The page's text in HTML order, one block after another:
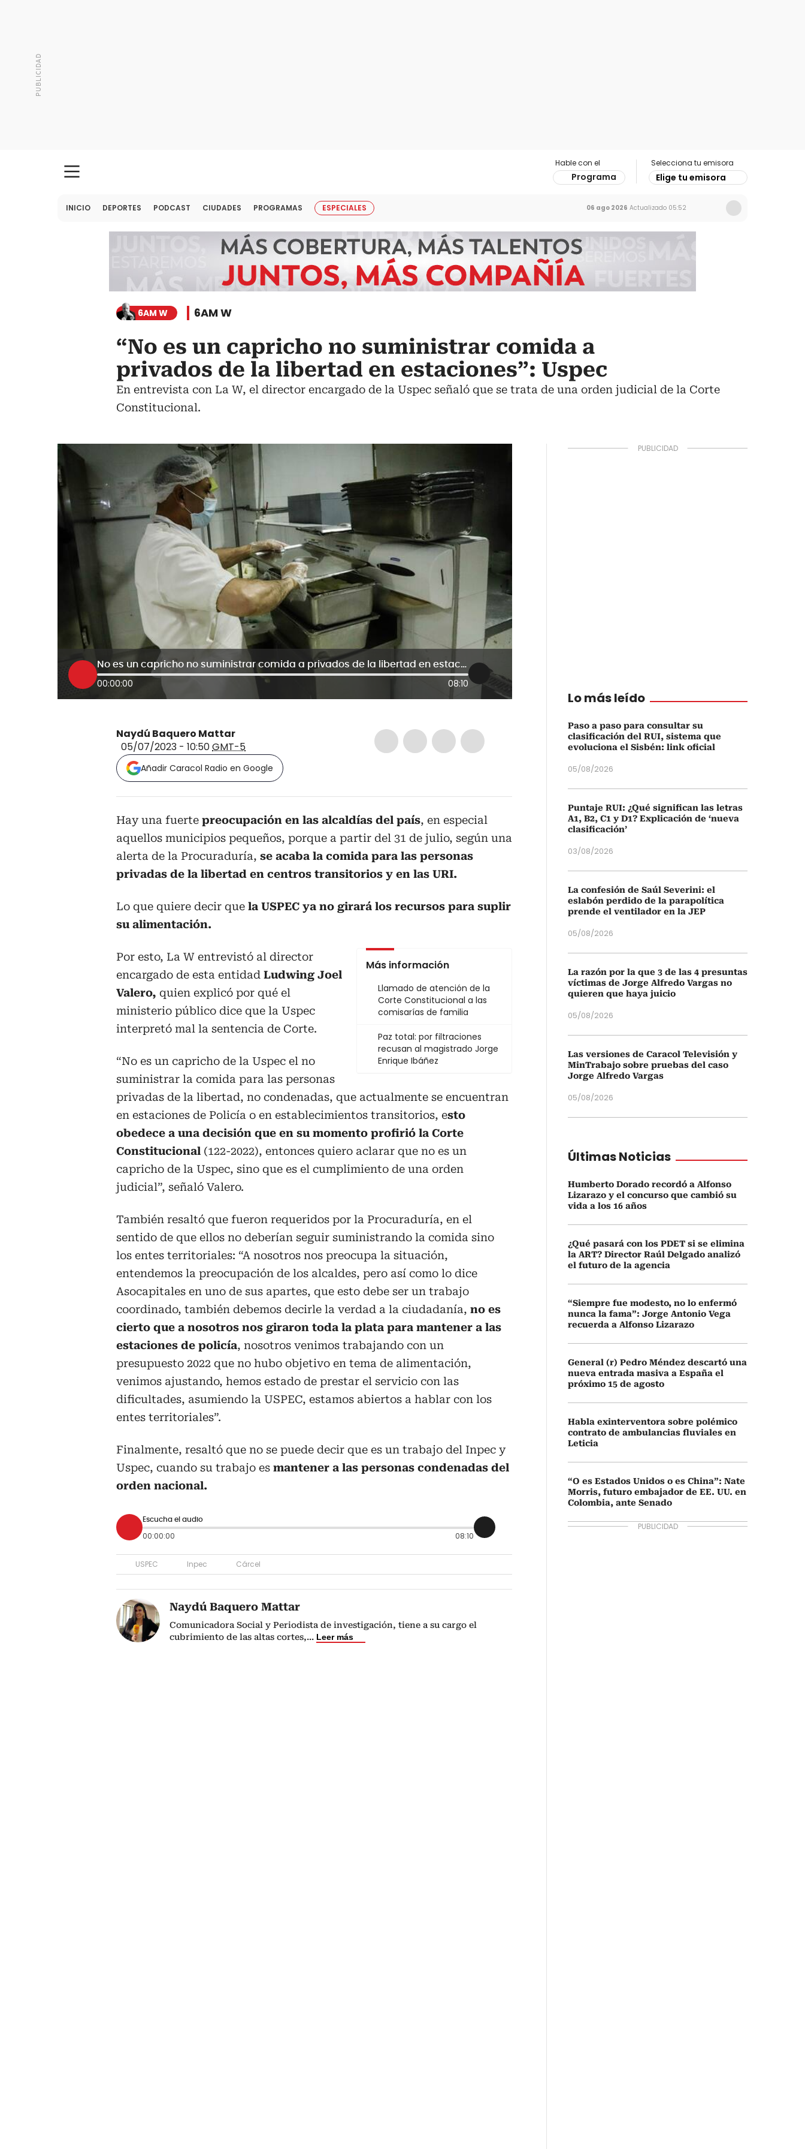
Hable con el
Programa
Selecciona tu emisora
Elige tu emisora
INICIO DEPORTES PODCAST CIUDADES PROGRAMAS ESPECIALES 06 ago 2026 Actualizado 05:52
6AM W 6AM W
“No es un capricho no suministrar comida a
privados de la libertad en estaciones”: Uspec
En entrevista con La W, el director encargado de la Uspec señaló que se trata de una orden judicial de la Corte
Constitucional.
No es un capricho no suministrar comida a privados de la libertad en estaciones: Uspec
00:00:00 08:10
Naydú Baquero Mattar
05/07/2023 - 10:50GMT-5
Añadir Caracol Radio en Google
Hay una fuerte preocupación en las alcaldías del país, en especial
aquellos municipios pequeños, porque a partir del 31 de julio, según una
alerta de la Procuraduría, se acaba la comida para las personas
privadas de la libertad en centros transitorios y en las URI.
Lo que quiere decir que la USPEC ya no girará los recursos para suplir
su alimentación.
Más información
Llamado de atención de la
Corte Constitucional a las
comisarías de familia
Paz total: por filtraciones
recusan al magistrado Jorge
Enrique Ibáñez
Por esto, La W entrevistó al director
encargado de esta entidad Ludwing Joel
Valero, quien explicó por qué el
ministerio público dice que la Uspec
interpretó mal la sentencia de Corte.
“No es un capricho de la Uspec el no
suministrar la comida para las personas
privadas de la libertad, no condenadas, que actualmente se encuentran
en estaciones de Policía o en establecimientos transitorios, esto
obedece a una decisión que en su momento profirió la Corte
Constitucional (122-2022), entonces quiero aclarar que no es un
capricho de la Uspec, sino que es el cumplimiento de una orden
judicial”, señaló Valero.
También resaltó que fueron requeridos por la Procuraduría, en el
sentido de que ellos no deberían seguir suministrando la comida sino
los entes territoriales: “A nosotros nos preocupa la situación,
entendemos la preocupación de los alcaldes, pero así como lo dice
Asocapitales en uno de sus apartes, que esto debe ser un trabajo
coordinado, también debemos decirle la verdad a la ciudadanía, no es
cierto que a nosotros nos giraron toda la plata para mantener a las
estaciones de policía, nosotros venimos trabajando con un
presupuesto 2022 que no hubo objetivo en tema de alimentación,
venimos ajustando, hemos estado de prestar el servicio con las
dificultades, asumiendo la USPEC, estamos abiertos a hablar con los
entes territoriales”.
Finalmente, resaltó que no se puede decir que es un trabajo del Inpec y
Uspec, cuando su trabajo es mantener a las personas condenadas del
orden nacional.
Escucha el audio
00:00:00 08:10
USPEC Inpec Cárcel
Naydú Baquero Mattar
Comunicadora Social y Periodista de investigación, tiene a su cargo el
cubrimiento de las altas cortes,... Leer más
Lo más leído
Paso a paso para consultar su
clasificación del RUI, sistema que
evoluciona el Sisbén: link oficial
05/08/2026
Puntaje RUI: ¿Qué significan las letras
A1, B2, C1 y D1? Explicación de ‘nueva
clasificación’
03/08/2026
La confesión de Saúl Severini: el
eslabón perdido de la parapolítica
prende el ventilador en la JEP
05/08/2026
La razón por la que 3 de las 4 presuntas
víctimas de Jorge Alfredo Vargas no
quieren que haya juicio
05/08/2026
Las versiones de Caracol Televisión y
MinTrabajo sobre pruebas del caso
Jorge Alfredo Vargas
05/08/2026
Últimas Noticias
Humberto Dorado recordó a Alfonso
Lizarazo y el concurso que cambió su
vida a los 16 años
¿Qué pasará con los PDET si se elimina
la ART? Director Raúl Delgado analizó
el futuro de la agencia
“Siempre fue modesto, no lo enfermó
nunca la fama”: Jorge Antonio Vega
recuerda a Alfonso Lizarazo
General (r) Pedro Méndez descartó una
nueva entrada masiva a España el
próximo 15 de agosto
Habla exinterventora sobre polémico
contrato de ambulancias fluviales en
Leticia
“O es Estados Unidos o es China”: Nate
Morris, futuro embajador de EE. UU. en
Colombia, ante Senado